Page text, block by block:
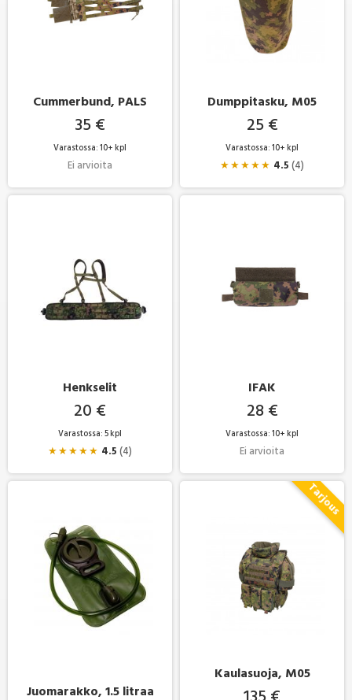
Cummerbund, PALS
35 €
Varastossa: 10+ kpl
Ei arvioita
Dumppitasku, M05
25 €
Varastossa: 10+ kpl
★★★★★ 4.5(4)
Henkselit
20 €
Varastossa: 5 kpl
★★★★★ 4.5(4)
IFAK
28 €
Varastossa: 10+ kpl
Ei arvioita
Juomarakko, 1.5 litraa
Kaulasuoja, M05